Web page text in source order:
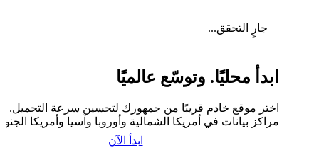
جارٍ التحقق...
ابدأ محليًا. وتوسّع عالميًا
اختر موقع خادم قريبًا من جمهورك لتحسين سرعة التحميل.
مراكز بيانات في أمريكا الشمالية وأوروبا وآسيا وأمريكا
ابدأ الآن